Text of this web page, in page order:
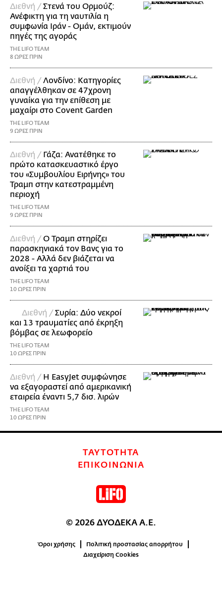
Διεθνή /Στενά του Ορμούζ:
Ανέφικτη για τη ναυτιλία η
συμφωνία Ιράν - Ομάν, εκτιμούν
πηγές της αγοράς
THE LIFO TEAM
8 ΩΡΕΣ ΠΡΙΝ
Διεθνή /Λονδίνο: Κατηγορίες
απαγγέλθηκαν σε 47χρονη
γυναίκα για την επίθεση με
μαχαίρι στο Covent Garden
THE LIFO TEAM
9 ΩΡΕΣ ΠΡΙΝ
Διεθνή / Γάζα: Ανατέθηκε το
πρώτο κατασκευαστικό έργο
του «Συμβουλίου Ειρήνης» του
Τραμπ στην κατεστραμμένη
περιοχή
THE LIFO TEAM
9 ΩΡΕΣ ΠΡΙΝ
Διεθνή /Ο Τραμπ στηρίζει
παρασκηνιακά τον Βανς για το
2028 - Αλλά δεν βιάζεται να
ανοίξει τα χαρτιά του
THE LIFO TEAM
10 ΩΡΕΣ ΠΡΙΝ
Διεθνή /Συρία: Δύο νεκροί
και 13 τραυματίες από έκρηξη
βόμβας σε λεωφορείο
THE LIFO TEAM
10 ΩΡΕΣ ΠΡΙΝ
Διεθνή / Η EasyJet συμφώνησε
να εξαγοραστεί από αμερικανική
εταιρεία έναντι 5,7 δισ. λιρών
THE LIFO TEAM
10 ΩΡΕΣ ΠΡΙΝ
ΤΑΥΤΟΤΗΤΑ
ΕΠΙΚΟΙΝΩΝΙΑ
© 2026 ΔΥΟΔΕΚΑ Α.Ε.
Όροι χρήσης
Πολιτική προστασίας απορρήτου
Διαχείριση Cookies